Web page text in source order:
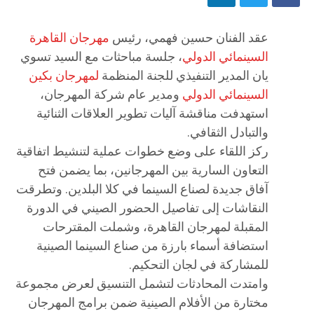
عقد الفنان حسين فهمي، رئيس مهرجان القاهرة
السينمائي الدولي، جلسة مباحثات مع السيد تسوي
يان المدير التنفيذي للجنة المنظمة لمهرجان بكين
السينمائي الدولي ومدير عام شركة المهرجان،
استهدفت مناقشة آليات تطوير العلاقات الثنائية
والتبادل الثقافي.
ركز اللقاء على وضع خطوات عملية لتنشيط اتفاقية
التعاون السارية بين المهرجانين، بما يضمن فتح
آفاق جديدة لصناع السينما في كلا البلدين. وتطرقت
النقاشات إلى تفاصيل الحضور الصيني في الدورة
المقبلة لمهرجان القاهرة، وشملت المقترحات
استضافة أسماء بارزة من صناع السينما الصينية
للمشاركة في لجان التحكيم.
وامتدت المحادثات لتشمل التنسيق لعرض مجموعة
مختارة من الأفلام الصينية ضمن برامج المهرجان